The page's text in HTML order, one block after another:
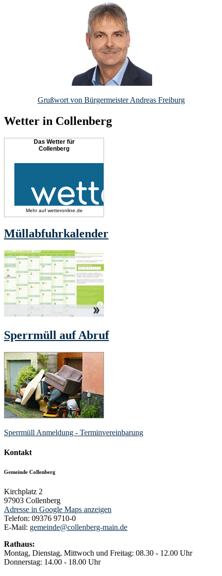
Grußwort von Bürgermeister Andreas Freiburg
Wetter in Collenberg
Das Wetter für
Collenberg
Mehr auf wetteronline.de
Müllabfuhrkalender
Sperrmüll auf Abruf
Sperrmüll Anmeldung - Terminvereinbarung
Kontakt
Gemeinde Collenberg
Kirchplatz 2
97903 Collenberg
Adresse in Google Maps anzeigen
Telefon: 09376 9710-0
E-Mail: gemeinde@collenberg-main.de
Rathaus:
Montag, Dienstag, Mittwoch und Freitag: 08.30 - 12.00 Uhr
Donnerstag: 14.00 - 18.00 Uhr